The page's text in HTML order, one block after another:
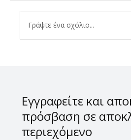
Γράψτε ένα σχόλιο...
Εγγραφείτε και
πρόσβαση σε
περιεχόμενο